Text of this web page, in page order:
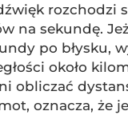
rozchodzi
na sekundę.
po błysku,
około
obliczać
oznacza, że